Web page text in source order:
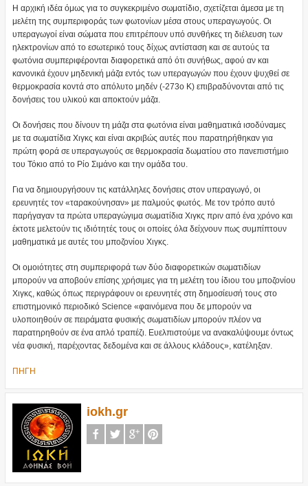
Η αρχική ιδέα όμως για το συγκεκριμένο σωματίδιο, σχετίζεται άμεσα με τη
μελέτη της συμπεριφοράς των φωτονίων μέσα στους υπεραγωγούς. Οι
υπεραγωγοί είναι σώματα που επιτρέπουν υπό συνθήκες τη διέλευση των
ηλεκτρονίων από το εσωτερικό τους δίχως αντίσταση και σε αυτούς τα
φωτόνια συμπεριφέρονται διαφορετικά από ότι συνήθως, αφού αν και
κανονικά έχουν μηδενική μάζα εντός των υπεραγωγών που έχουν ψυχθεί σε
θερμοκρασία κοντά στο απόλυτο μηδέν (-273ο Κ) επιβραδύνονται από τις
δονήσεις του υλικού και αποκτούν μάζα.
Οι δονήσεις που δίνουν τη μάζα στα φωτόνια είναι μαθηματικά ισοδύναμες
με τα σωματίδια Χιγκς και είναι ακριβώς αυτές που παρατηρήθηκαν για
πρώτη φορά σε υπεραγωγούς σε θερμοκρασία δωματίου στο πανεπιστήμιο
του Τόκιο από το Ρίο Σιμάνο και την ομάδα του.
Για να δημιουργήσουν τις κατάλληλες δονήσεις στον υπεραγωγό, οι
ερευνητές τον «ταρακούνησαν» με παλμούς φωτός. Με τον τρόπο αυτό
παρήγαγαν τα πρώτα υπεραγώγιμα σωματίδια Χιγκς πριν από ένα χρόνο και
έκτοτε μελετούν τις ιδιότητές τους οι οποίες όλα δείχνουν πως συμπίπτουν
μαθηματικά με αυτές του μποζονίου Χιγκς.
Οι ομοιότητες στη συμπεριφορά των δύο διαφορετικών σωματιδίων
μπορούν να αποβούν επίσης χρήσιμες για τη μελέτη του ίδιου του μποζονίου
Χιγκς, καθώς όπως περιγράφουν οι ερευνητές στη δημοσίευσή τους στο
επιστημονικό περιοδικό Science «φαινόμενα που δε μπορούν να
υλοποιηθούν σε πειράματα φυσικής σωματιδίων μπορούν πλέον να
παρατηρηθούν σε ένα απλό τραπέζι. Ευελπιστούμε να ανακαλύψουμε όντως
νέα φυσική, παρέχοντας δεδομένα και σε άλλους κλάδους», κατέληξαν.
ΠΗΓΗ
iokh.gr